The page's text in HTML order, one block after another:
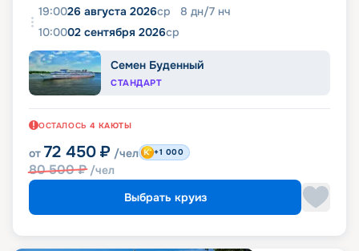
19:0026 августа 2026ср 8 дн/7 нч
10:0002 сентября 2026ср
Семен Буденный
СТАНДАРТ
ОСТАЛОСЬ 4 КАЮТЫ
от 72 450 ₽ /чел
80 500₽ /чел
+1 000
Выбрать круиз